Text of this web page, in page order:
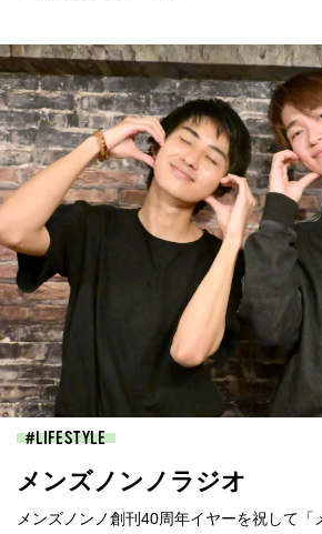
LIFESTYLE
メンズノンノラジオ
メンズノンノ創刊40周年イヤーを祝して「